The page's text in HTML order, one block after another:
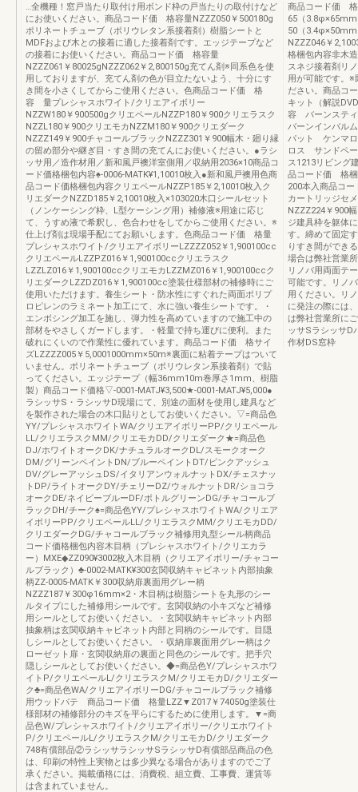
…全機種！窓戸当たり取付け用ボンド枠の戸当たりの取付けなど
にお使いください。商品コード価 格容量NZZZ050￥500180g
ポリネートチューブ（ポリウレタン系接着剤）樹脂シートと
MDFおよび木との接着に適した接着剤です。エッジテープなど
の接着にお使いください。商品コード価 格容量
NZZZ061￥80025gNZZZ062￥2,800150g充てん剤※同系色を使
用しておりますが、充てん剤の色が目立たないよう、十分にす
き間を小さくしてからご使用ください。色商品コード価 格
容 量プレシャスホワイト/クリエアイボリー
NZZW180￥900500gクリエペールNZZP180￥900クリエラスク
NZZL180￥900クリエモカNZZM180￥900クリエダーク
NZZZ149￥900チャコールブラックNZZZ301￥900幅木・廻り縁
の留め部分や継ぎ目・すき間の充てんにお使いください。●ラシ
ッサ用／造作材用／新和風戸襖洋室側用／収納用2036×10商品コ
ード価格梱包内容♠-0006-MATK¥1,10010枚入●新和風戸襖用色商
品コード価格梱包内容クリエペールNZZP185￥2,10010枚入ク
リエダークNZZD185￥2,10010枚入×103020木口シールセット
（ノンケーシング枠、L型ケーシング用）補修液※用途に応じ
て、うすめ液で希釈し、色合わせをしてからご使用ください。※
仕上げ剤は現場手配にてお願いします。色商品コード価 格量
プレシャスホワイト/クリエアイボリーLZZZZ052￥1,900100cc
クリエペールLZZPZ016￥1,900100ccクリエラスク
LZZLZ016￥1,900100ccクリエモカLZZMZ016￥1,900100ccク
リエダークLZZDZ016￥1,900100cc塗装仕様部材の補修時にご
使用いただけます。養生シート・防水性にすぐれた両面ポリプ
ロピレンのラミネート加工にて、水に強い養生シートです。・
エンボシング加工を施し、弾力性を高めていますので施工中の
部材をやさしくガードします。・軽量で持ち運びに便利。また
破れにくいので作業性に優れています。商品コード価 格サイ
ズLZZZZ005￥5,0001000mm×50m※裏面に粘着テープはついて
いません。ポリネートチューブ（ポリウレタン系接着剤）で貼
ってください。エッジテープ（幅36mm10m巻厚さ1mm、樹脂
製）商品コード価格▽-0001-MATJ¥3,500★-0001-MATJ¥5,000●
ラシッサS・ラシッサD現場にて、別途の面材を使用し建具など
を製作された場合の木口貼りとしてお使いください。▽=商品色
YY/プレシャスホワイトWA/クリエアイボリーPP/クリエペール
LL/クリエラスクMM/クリエモカDD/クリエダーク★=商品色
DJ/ホワイトオークDK/ナチュラルオークDL/スモークオーク
DM/グリーンペイントDN/ブルーペイントDT/ピンクアッシュ
DV/グレーアッシュDS/イタリアンウォルナットDX/チェスナッ
トDP/ライトオークDY/チェリーDZ/ウォルナットDR/ショコラ
オークDE/ネイビーブルーDF/ボトルグリーンDG/チャコールブ
ラックDH/チーク♠=商品色YY/プレシャスホワイトWA/クリエア
イボリーPP/クリエペールLL/クリエラスクMM/クリエモカDD/
クリエダークDG/チャコールブラック補修用丸型シール柄商品
コード価格梱包内容木目柄（プレシャスホワイト/クリエカラ
ー）MXE◆ZZ090¥3002枚入木目柄（クリエアイボリー/チャコー
ルブラック）♣-0002-MATK¥300玄関収納キャビネット内部抽象
柄ZZ-0005-MATK￥300収納扉裏面用グレー柄
NZZZ187￥300φ16mm×2・木目柄は樹脂シートを丸形のシー
ルタイプにした補修用シールです。玄関収納の小キズなど補修
用シールとしてお使いください。・玄関収納キャビネット内部
抽象柄は玄関収納キャビネット内部と同柄のシールです。目隠
しシールとしてお使いください。・収納扉裏面用グレー柄はク
ローゼット扉・玄関収納扉の裏面と同色のシールです。把手穴
隠しシールとしてお使いください。◆=商品色Y/プレシャスホワ
イトP/クリエペールL/クリエラスクM/クリエモカD/クリエダー
ク♣=商品色WA/クリエアイボリーDG/チャコールブラック補修
用ウッドパテ 商品コード価 格量LZZ▼Z017￥74050g塗装仕
様部材の補修部分のキズを平らにするために使用します。▼=商
品色W/プレシャスホワイト/クリエアイボリー/クリエホワイト
P/クリエペールL/クリエラスクM/クリエモカD/クリエダーク
748有償部品②ラシッサラシッサSラシッサD有償部品商品の色
は、印刷の特性上実物とは多少異なる場合がありますのでご了
承ください。掲載価格には、消費税、組立費、工事費、運賃等
は含まれていません。
商品コード価 格
65（
50（
NZZZ046￥
格梱包内容非木
スネジ接着剤リ
用が可能です。※
ださい。商品コ
キット（解説
容 バーンステ
バーンインバル
パット ケンマ
ロス サンドペ
ス1213リビング
品コード価 格
200本入商品コ
カートリッジセ
NZZZ224￥900
ジ建具枠を躯体
す。締めて固定
りすき間ができ
場合は弊社営業
リノバ用両面テ
可能です。リノ
用ください。リ
に発注の際には
は弊社営業所に
ッサSラシッサD
作材DS窓枠